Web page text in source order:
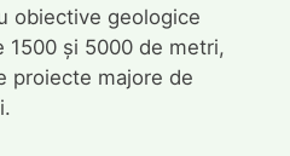
obiective geologice
1500 și 5000 de metri,
proiecte majore de